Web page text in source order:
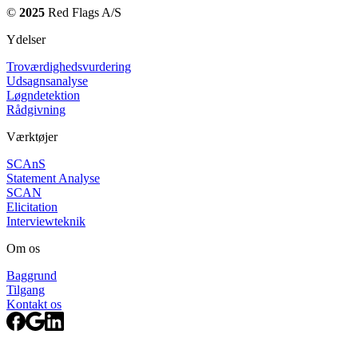
© 2025 Red Flags A/S
Ydelser
Troværdighedsvurdering
Udsagnsanalyse
Løgndetektion
Rådgivning
Værktøjer
SCAnS
Statement Analyse
SCAN
Elicitation
Interviewteknik
Om os
Baggrund
Tilgang
Kontakt os